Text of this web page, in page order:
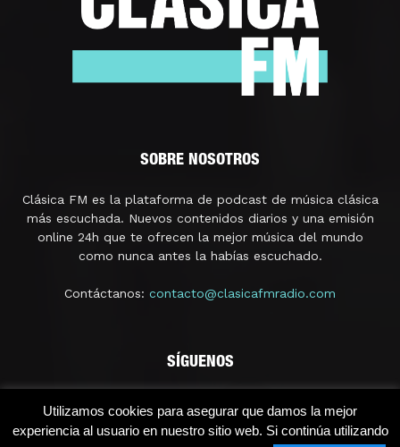
SOBRE NOSOTROS
Clásica FM es la plataforma de podcast de música clásica
más escuchada. Nuevos contenidos diarios y una emisión
online 24h que te ofrecen la mejor música del mundo
como nunca antes la habías escuchado.
Contáctanos: contacto@clasicafmradio.com
SÍGUENOS
Utilizamos cookies para asegurar que damos la mejor
experiencia al usuario en nuestro sitio web. Si continúa utilizando